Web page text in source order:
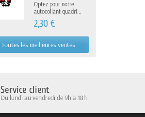
Optez pour notre
autocollant quadri...
2,30 €
Toutes les meilleures ventes
Service client
Du lundi au vendredi de 9h à 18h